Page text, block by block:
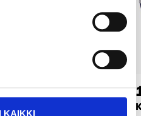
KAIKKI
495
Keittiövälineet,